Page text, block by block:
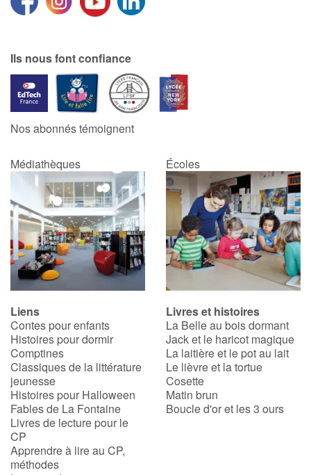
Accueil
Écoles
Médiathèques
Blog
Actualités
Par thématique
Rencontres et témoignages
Contes d'ici et d'ailleurs
Autour de la lecture
Apprendre à lire
Livre audio
Ils nous font confiance
Nos abonnés témoignent
Médiathèques Écoles
Liens
Contes pour enfants
Histoires pour dormir
Comptines
Classiques de la littérature
jeunesse
Histoires pour Halloween
Fables de La Fontaine
Livres de lecture pour le
CP
Apprendre à lire au CP,
méthodes
Livres et histoires
La Belle au bois dormant
Jack et le haricot magique
La laitière et le pot au lait
Le lièvre et la tortue
Cosette
Matin brun
Boucle d'or et les 3 ours